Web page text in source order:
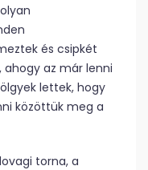
és csipkét
ahogy az már lenni
lettek, hogy
közöttük meg a
torna, a